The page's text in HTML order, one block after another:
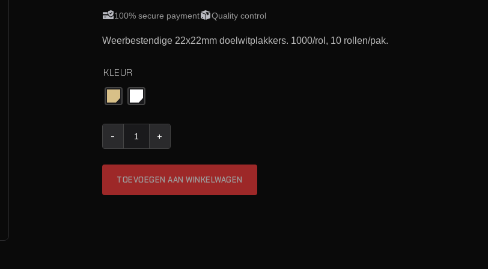
100% secure payment Quality control
Weerbestendige 22x22mm doelwitplakkers. 1000/rol, 10 rollen/pak.
KLEUR
TOEVOEGEN AAN WINKELWAGEN